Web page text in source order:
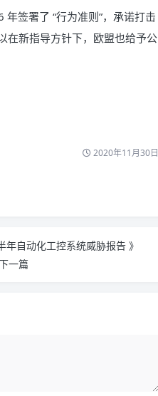
签署了 “行为准则”，承诺打击
在新指导方针下，欧盟也给予公
2020年11月30日
自动化工控系统威胁报告 》
一篇